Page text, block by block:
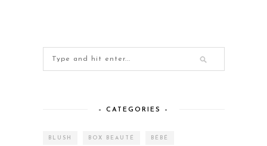
– CATEGORIES –
BLUSH BOX BEAUTÉ BÉBÉ